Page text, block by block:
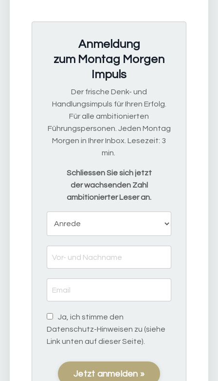
Anmeldung
zum Montag Morgen
Impuls
Der frische Denk- und
Handlungsimpuls für Ihren Erfolg.
Für alle ambitionierten
Führungspersonen. Jeden Montag
Morgen in Ihrer Inbox. Lesezeit: 3
min.
Schliessen Sie sich jetzt
der wachsenden Zahl
ambitionierter Leser an.
Ja, ich stimme den
Datenschutz-Hinweisen zu (siehe
Link unten auf dieser Seite).
Jetzt anmelden »